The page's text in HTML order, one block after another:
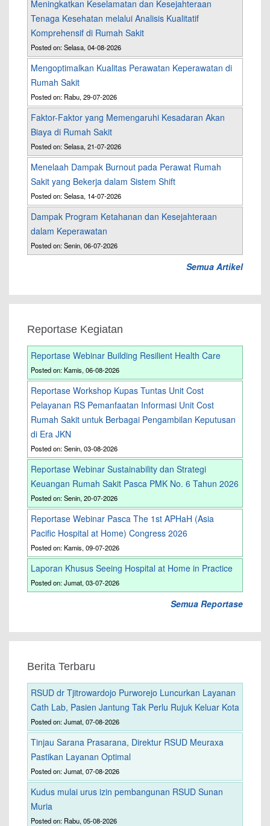
Meningkatkan Keselamatan dan Kesejahteraan
Tenaga Kesehatan melalui Analisis Kualitatif
Komprehensif di Rumah Sakit
Posted on: Selasa, 04-08-2026
Mengoptimalkan Kualitas Perawatan Keperawatan di
Rumah Sakit
Posted on: Rabu, 29-07-2026
Faktor-Faktor yang Memengaruhi Kesadaran Akan
Biaya di Rumah Sakit
Posted on: Selasa, 21-07-2026
Menelaah Dampak Burnout pada Perawat Rumah
Sakit yang Bekerja dalam Sistem Shift
Posted on: Selasa, 14-07-2026
Dampak Program Ketahanan dan Kesejahteraan
dalam Keperawatan
Posted on: Senin, 06-07-2026
Semua Artikel
Reportase Kegiatan
Reportase Webinar Building Resilient Health Care
Posted on: Kamis, 06-08-2026
Reportase Workshop Kupas Tuntas Unit Cost
Pelayanan RS Pemanfaatan Informasi Unit Cost
Rumah Sakit untuk Berbagai Pengambilan Keputusan
di Era JKN
Posted on: Senin, 03-08-2026
Reportase Webinar Sustainability dan Strategi
Keuangan Rumah Sakit Pasca PMK No. 6 Tahun 2026
Posted on: Senin, 20-07-2026
Reportase Webinar Pasca The 1st APHaH (Asia
Pacific Hospital at Home) Congress 2026
Posted on: Kamis, 09-07-2026
Laporan Khusus Seeing Hospital at Home in Practice
Posted on: Jumat, 03-07-2026
Semua Reportase
Berita Terbaru
RSUD dr Tjitrowardojo Purworejo Luncurkan Layanan
Cath Lab, Pasien Jantung Tak Perlu Rujuk Keluar Kota
Posted on: Jumat, 07-08-2026
Tinjau Sarana Prasarana, Direktur RSUD Meuraxa
Pastikan Layanan Optimal
Posted on: Jumat, 07-08-2026
Kudus mulai urus izin pembangunan RSUD Sunan
Muria
Posted on: Rabu, 05-08-2026